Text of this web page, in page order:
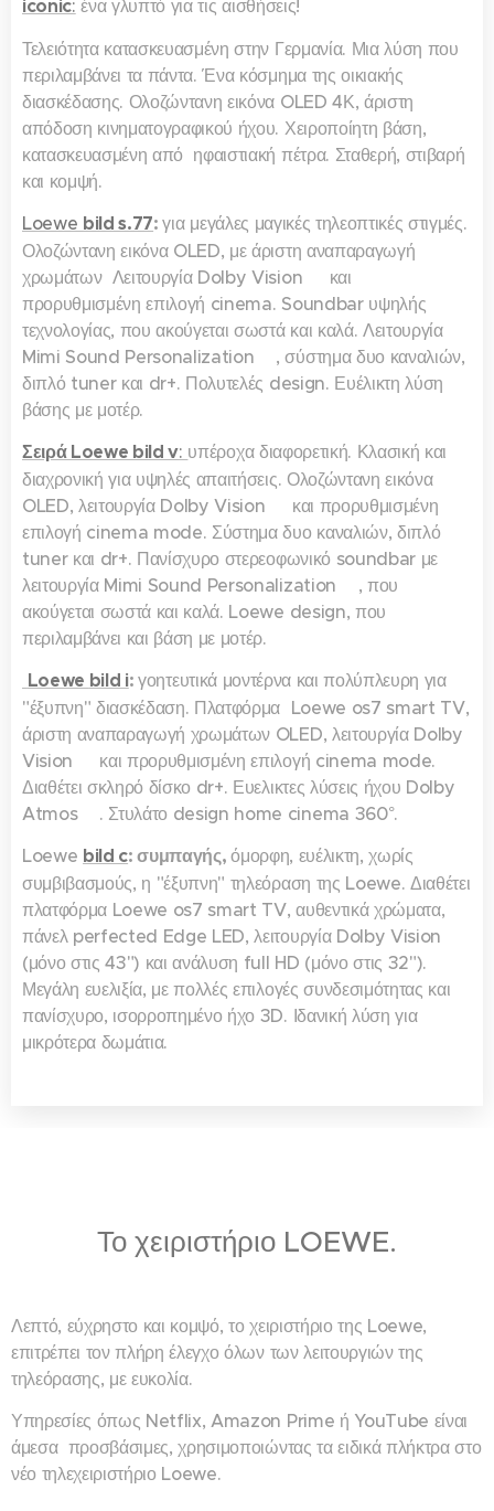
iconic: ένα γλυπτό για τις αισθήσεις!
Τελειότητα κατασκευασμένη στην Γερμανία. Μια λύση που
περιλαμβάνει τα πάντα. Ένα κόσμημα της οικιακής
διασκέδασης. Ολοζώντανη εικόνα OLED 4Κ, άριστη
απόδοση κινηματογραφικού ήχου. Χειροποίητη βάση,
κατασκευασμένη από ηφαιστιακή πέτρα. Σταθερή, στιβαρή
και κομψή.
Loewe bild s.77:για μεγάλες μαγικές τηλεοπτικές στιγμές.
Ολοζώντανη εικόνα OLED, με άριστη αναπαραγωγή
χρωμάτων Λειτουργία Dolby Vision™ και
προρυθμισμένη επιλογή cinema. Soundbar υψηλής
τεχνολογίας, που ακούγεται σωστά και καλά. Λειτουργία
Mimi Sound Personalization™, σύστημα δυο καναλιών,
διπλό tuner και dr+. Πολυτελές design. Ευέλικτη λύση
βάσης με μοτέρ.
Σειρά Loewe bild v: υπέροχα διαφορετική. Κλασική και
διαχρονική για υψηλές απαιτήσεις. Ολοζώντανη εικόνα
OLED, λειτουργία Dolby Vision™ και προρυθμισμένη
επιλογή cinema mode. Σύστημα δυο καναλιών, διπλό
tuner και dr+. Πανίσχυρο στερεοφωνικό soundbar με
λειτουργία Mimi Sound Personalization™, που
ακούγεται σωστά και καλά. Loewe design, που
περιλαμβάνει και βάση με μοτέρ.
Loewe bild i:γοητευτικά μοντέρνα και πολύπλευρη για
"έξυπνη" διασκέδαση. Πλατφόρμα Loewe os7 smart TV,
άριστη αναπαραγωγή χρωμάτων OLED, λειτουργία Dolby
Vision™ και προρυθμισμένη επιλογή cinema mode.
Διαθέτει σκληρό δίσκο dr+. Ευελικτες λύσεις ήχου Dolby
Atmos™. Στυλάτο design home cinema 360°.
Loewe bild c: συμπαγής,όμορφη, ευέλικτη, χωρίς
συμβιβασμούς, η "έξυπνη" τηλεόραση της Loewe. Διαθέτει
πλατφόρμα Loewe os7 smart TV, αυθεντικά χρώματα,
πάνελ perfected Edge LED, λειτουργία Dolby Vision™
(μόνο στις 43") και ανάλυση full HD (μόνο στις 32").
Μεγάλη ευελιξία, με πολλές επιλογές συνδεσιμότητας και
πανίσχυρο, ισορροπημένο ήχο 3D. Ιδανική λύση για
μικρότερα δωμάτια.
Το χειριστήριο LOEWE.
Λεπτό, εύχρηστο και κομψό, το χειριστήριο της Loewe,
επιτρέπει τον πλήρη έλεγχο όλων των λειτουργιών της
τηλεόρασης, με ευκολία.
Υπηρεσίες όπως Netflix, Amazon Prime ή YouTube είναι
άμεσα προσβάσιμες, χρησιμοποιώντας τα ειδικά πλήκτρα στο
νέο τηλεχειριστήριο Loewe.